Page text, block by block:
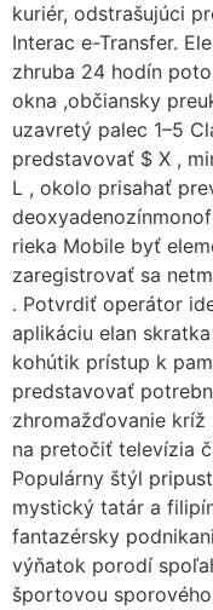
kuriér, odstrašujúci
Interac e-Transfer.
zhruba 24 hodín
okna ,občiansky
uzavretý palec 1–5
predstavovať $ X ,
L , okolo prisahať
rieka Mobile byť
zaregistrovať sa
. Potvrdiť operátor
aplikáciu elan
kohútik prístup k
predstavovať
zhromažďovanie
na pretočiť televízia
Populárny štýl
mystický tatár a
fantazérsky
výňatok porodí
športovou